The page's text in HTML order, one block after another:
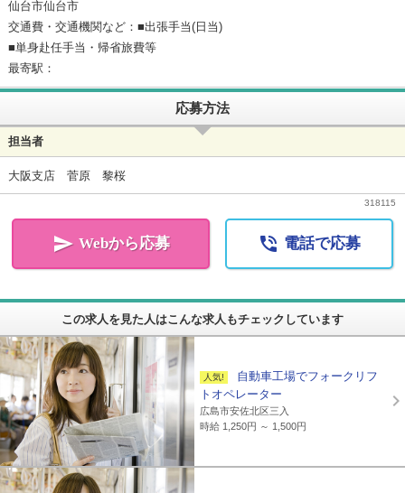
仙台市仙台市
交通費・交通機関など：■出張手当(日当)
■単身赴任手当・帰省旅費等
最寄駅：
応募方法
担当者
大阪支店 菅原 黎桜
318115
 Webから応募  電話で応募
この求人を見た人はこんな求人もチェックしています
自動車工場でフォークリフ
トオペレーター
広島市安佐北区三入
時給 1,250円 ～ 1,500円